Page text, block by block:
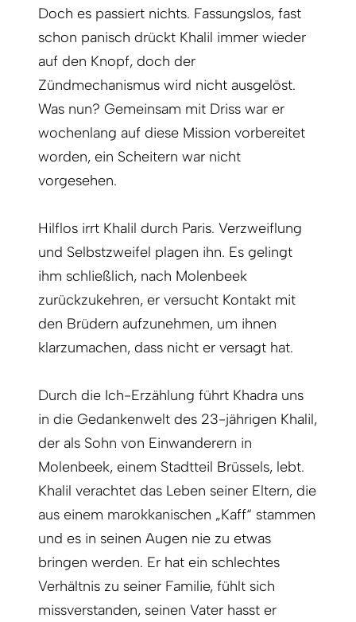
Doch es passiert nichts. Fassungslos, fast
schon panisch drückt Khalil immer wieder
auf den Knopf, doch der
Zündmechanismus wird nicht ausgelöst.
Was nun? Gemeinsam mit Driss war er
wochenlang auf diese Mission vorbereitet
worden, ein Scheitern war nicht
vorgesehen.
Hilflos irrt Khalil durch Paris. Verzweiflung
und Selbstzweifel plagen ihn. Es gelingt
ihm schließlich, nach Molenbeek
zurückzukehren, er versucht Kontakt mit
den Brüdern aufzunehmen, um ihnen
klarzumachen, dass nicht er versagt hat.
Durch die Ich-Erzählung führt Khadra uns
in die Gedankenwelt des 23-jährigen Khalil,
der als Sohn von Einwanderern in
Molenbeek, einem Stadtteil Brüssels, lebt.
Khalil verachtet das Leben seiner Eltern, die
aus einem marokkanischen „Kaff“ stammen
und es in seinen Augen nie zu etwas
bringen werden. Er hat ein schlechtes
Verhältnis zu seiner Familie, fühlt sich
missverstanden, seinen Vater hasst er